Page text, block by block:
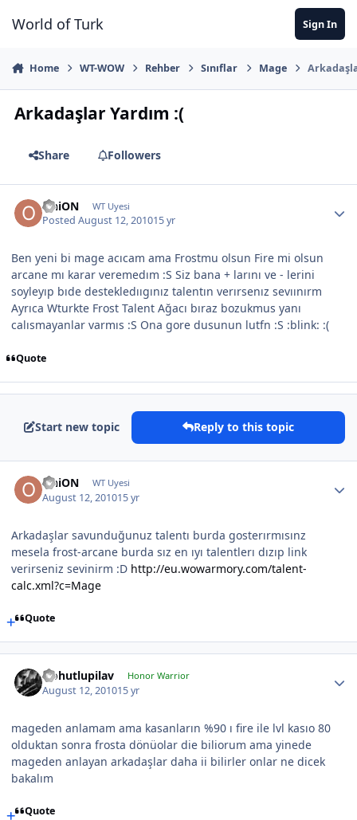
World of Turk Sign In
Home WT-WOW Rehber Sınıflar Mage
Arkadaşlar Yardım :(
Share Followers
OniON WT Uyesi
PostedAugust 12, 201015 yr
Ben yeni bi mage acıcam ama Frostmu olsun Fire mi olsun
arcane mı karar veremedım :S Siz bana + larını ve - lerini
soyleyıp bıde destekledııgınız talentın verırsenız sevıınırm
Ayrıca Wturkte Frost Talent Ağacı bıraz bozukmus yanı
calısmayanlar varmıs :S Ona gore dusunun lutfn :S :blink: :(
Quote
Start new topic Reply to this topic
OniON WT Uyesi
August 12, 201015 yr
Arkadaşlar savunduğunuz talentı burda gosterırmısınz
mesela frost-arcane burda sız en ıyı talentlerı dızıp link
verirseniz sevinirm :D http://eu.wowarmory.com/talent-
calc.xml?c=Mage
Quote
Nohutlupilav Honor Warrior
August 12, 201015 yr
mageden anlamam ama kasanların %90 ı fire ile lvl kasıo 80
olduktan sonra frosta dönüolar die biliorum ama yinede
mageden anlayan arkadaşlar daha ii bilirler onlar ne dicek
bakalım
Quote